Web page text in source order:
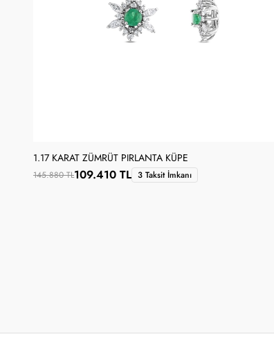
1.17 KARAT ZÜMRÜT PIRLANTA KÜPE
145.880 TL109.410 TL 3 Taksit İmkanı